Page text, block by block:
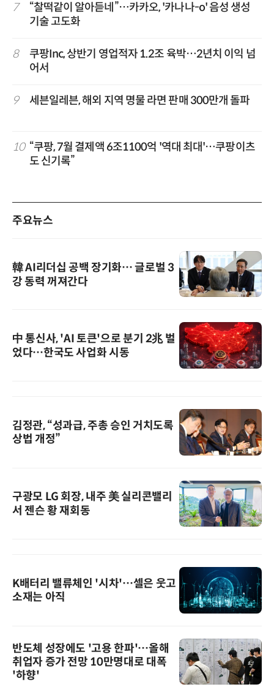
7
“찰떡같이 알아듣네”…카카오, '카나나-o' 음성 생성
기술 고도화
8
쿠팡Inc, 상반기 영업적자 1.2조 육박…2년치 이익 넘
어서
9 세븐일레븐, 해외 지역 명물 라면 판매 300만개 돌파
10 “쿠팡, 7월 결제액 6조1100억 '역대 최대'…쿠팡이츠
도 신기록”
주요뉴스
韓 AI리더십 공백 장기화… 글로벌 3
강 동력 꺼져간다
中 통신사, 'AI 토큰'으로 분기 2兆 벌
었다…한국도 사업화 시동
김정관, “성과급, 주총 승인 거치도록
상법 개정”
구광모 LG 회장, 내주 美 실리콘밸리
서 젠슨 황 재회동
K배터리 밸류체인 '시차'…셀은 웃고
소재는 아직
반도체 성장에도 '고용 한파'…올해
취업자 증가 전망 10만명대로 대폭
'하향'